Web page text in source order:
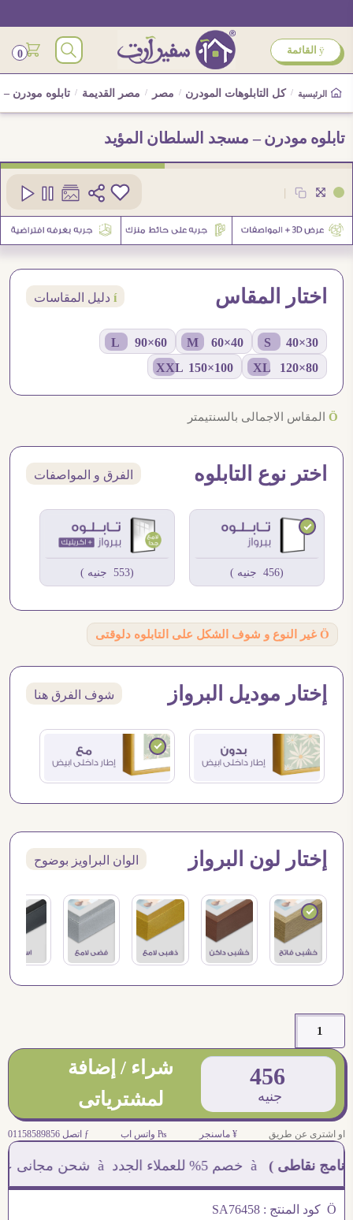
ÿ القائمة 0
الرئيسية / كل التابلوهات المودرن / مصر / مصر القديمة / تابلوه مودرن
تابلوه مودرن – مسجد السلطان المؤيد
|
اختار المقاس í دليل المقاسات
30×40 S
40×60 M
60×90 L
80×120 XL
100×150 XXL
Ö المقاس الاجمالى بالسنتيمتر
اختر نوع التابلوه الفرق و المواصفات
(456 جنيه ) (553 جنيه )
Ö غير النوع و شوف الشكل على التابلوه دلوقتى
إختار موديل البرواز شوف الفرق هنا
إختار لون البرواز الوان البراويز بوضوح
456
جنيه
شراء / إضافة
لمشترياتى
او اشترى عن طريق ¥ ماسنجر ₧ واتس اب ƒ اتصل 01158589856
نقاطى )à خصم 5% للعملاء الجدد à شحن مجانى عند الشراء ب 4000 جنيه à
Ö كود المنتج : SA76458